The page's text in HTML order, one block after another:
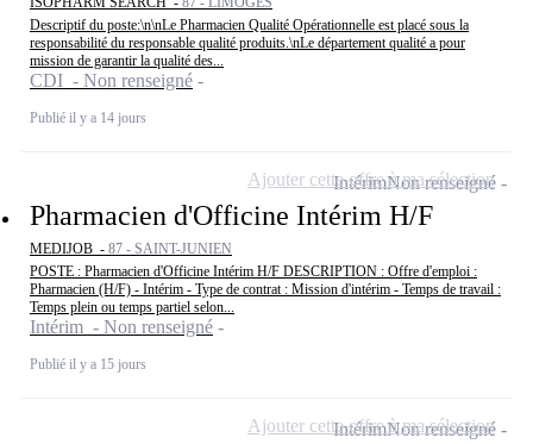
Descriptif du poste:\n\nLe Pharmacien Qualité Opérationnelle est placé sous la
responsabilité du responsable qualité produits.\nLe département qualité a pour
mission de garantir la qualité des...
CDI - Non renseigné
Publié il y a 14 jours
Pharmacien d'Officine Intérim H/F
MEDIJOB - 87 - SAINT-JUNIEN
POSTE : Pharmacien d'Officine Intérim H/F DESCRIPTION : Offre d'emploi :
Pharmacien (H/F) - Intérim - Type de contrat : Mission d'intérim - Temps de travail :
Temps plein ou temps partiel selon...
Intérim - Non renseigné
Publié il y a 15 jours
IntérimNon renseigné
Ajouter cette offre à ma sélection
IntérimNon renseigné
Ajouter cette offre à ma sélection